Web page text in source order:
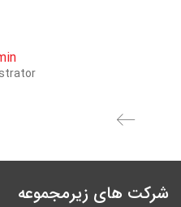
شرکت های زیرمجموعه